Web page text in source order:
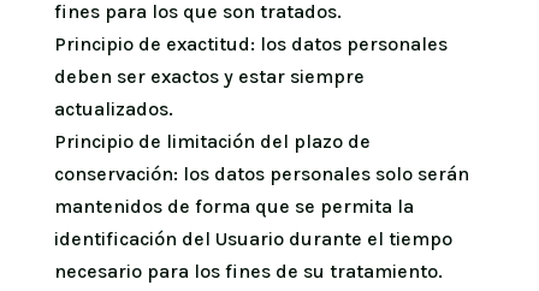
fines para los que son tratados.
Principio de exactitud: los datos personales
deben ser exactos y estar siempre
actualizados.
Principio de limitación del plazo de
conservación: los datos personales solo serán
mantenidos de forma que se permita la
identificación del Usuario durante el tiempo
necesario para los fines de su tratamiento.